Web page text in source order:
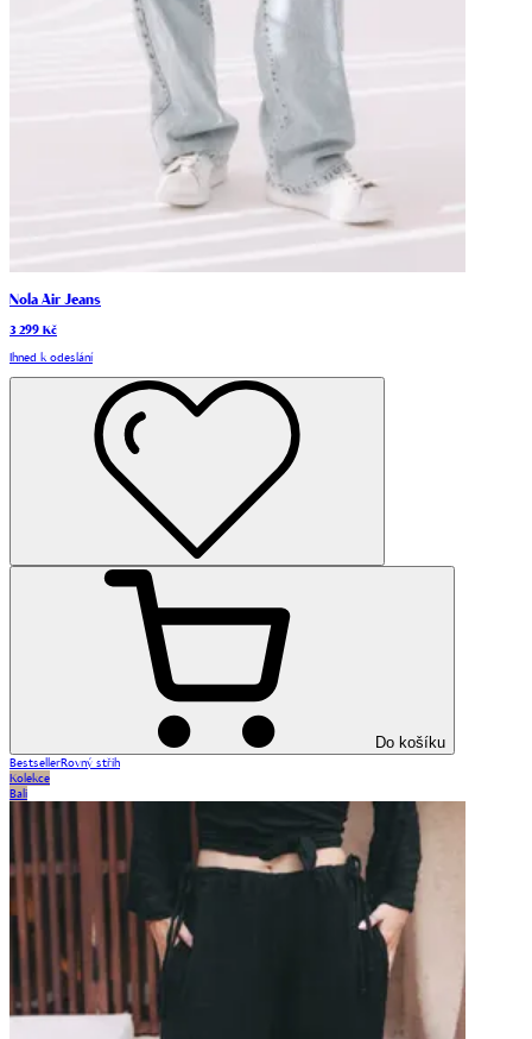
Nola Air Jeans
3 299 Kč
Ihned k odeslání
Do košíku
BestsellerRovný střih
Kolekce
Bali